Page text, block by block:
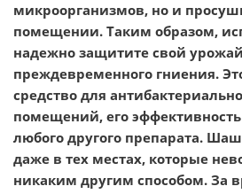
микроорганизмов, но и
помещении. Таким образом,
надежно защитите свой
преждевременного гниения.
средство для
помещений, его
любого другого препарата.
даже в тех местах, которые
никаким другим способом. За